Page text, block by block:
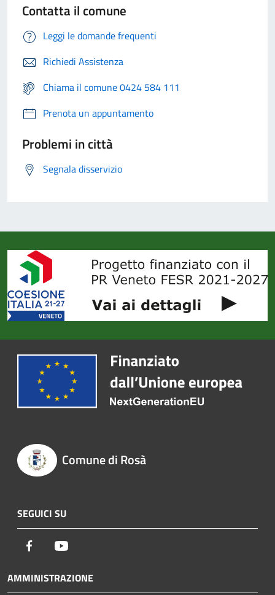
Contatta il comune
Leggi le domande frequenti
Richiedi Assistenza
Chiama il comune 0424 584 111
Prenota un appuntamento
Problemi in città
Segnala disservizio
Comune di Rosà
SEGUICI SU
Facebook
AMMINISTRAZIONE